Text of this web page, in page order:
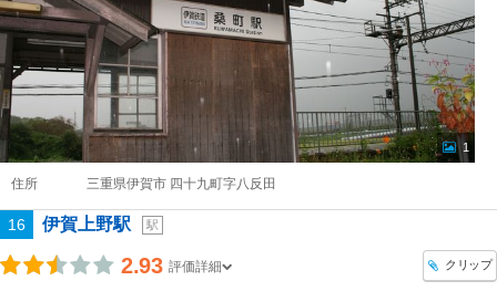
1
住所 三重県伊賀市 四十九町字八反田
16 伊賀上野駅 駅
2.93 評価詳細 クリップ